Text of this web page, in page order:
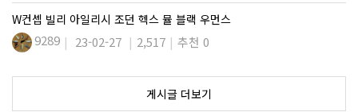
W컨셉 빌리 아일리시 조던 헥스 뮬 블랙 우먼스
9289 23-02-27 2,517 추천 0
게시글 더보기